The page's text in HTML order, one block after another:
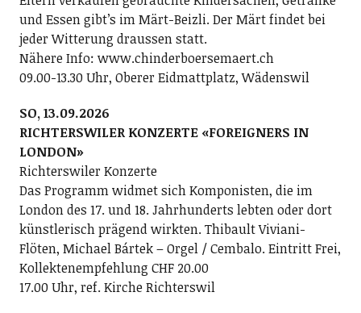
und Essen gibt’s im Märt-Beizli. Der Märt findet bei
jeder Witterung draussen statt.
Nähere Info: www.chinderboersemaert.ch
09.00-13.30 Uhr, Oberer Eidmattplatz, Wädenswil
SO, 13.09.2026
RICHTERSWILER KONZERTE «FOREIGNERS IN
LONDON»
Richterswiler Konzerte
Das Programm widmet sich Komponisten, die im
London des 17. und 18. Jahrhunderts lebten oder dort
künstlerisch prägend wirkten. Thibault Viviani-
Flöten, Michael Bártek – Orgel / Cembalo. Eintritt Frei,
Kollektenempfehlung CHF 20.00
17.00 Uhr, ref. Kirche Richterswil